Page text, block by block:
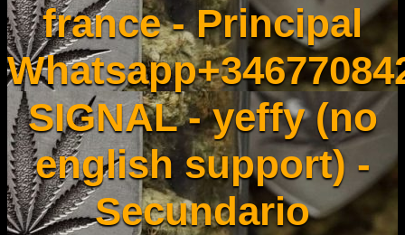
france - Principal
SIGNAL - yeffy (no
english support) -
Secundario